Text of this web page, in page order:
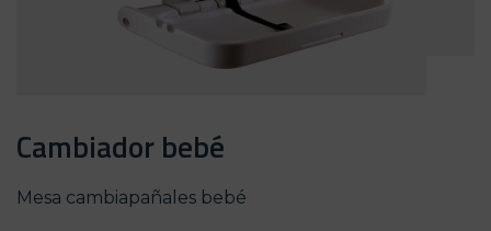
Cambiador bebé
Mesa cambiapañales bebé